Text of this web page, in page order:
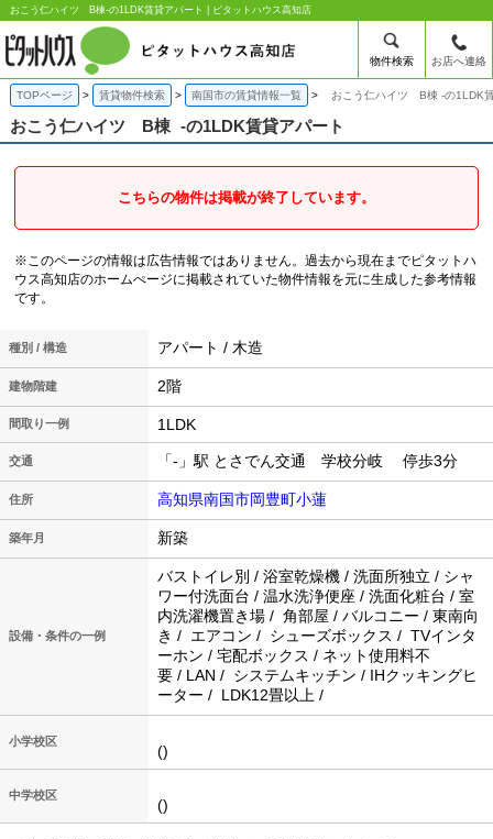
おこう仁ハイツ B棟-の1LDK賃貸アパート | ピタットハウス高知店
物件検索 お店へ連絡
TOPページ 賃貸物件検索 南国市の賃貸情報一覧 おこう仁ハイツ B棟 -の1LDK
おこう仁ハイツ B棟 -の1LDK賃貸アパート
こちらの物件は掲載が終了しています。
※このページの情報は広告情報ではありません。過去から現在までピタットハ
ウス高知店のホームぺージに掲載されていた物件情報を元に生成した参考情報
です。
種別 / 構造 アパート / 木造
建物階建 2階
間取り一例 1LDK
交通 「-」駅 とさでん交通 学校分岐 停歩3分
住所 高知県南国市岡豊町小蓮
築年月 新築
設備・条件の一例
バストイレ別 / 浴室乾燥機 / 洗面所独立 / シャ
ワー付洗面台 / 温水洗浄便座 / 洗面化粧台 / 室
内洗濯機置き場 / 角部屋 / バルコニー / 東南向
き / エアコン / シューズボックス / TVインタ
ーホン / 宅配ボックス / ネット使用料不
要 / LAN / システムキッチン / IHクッキングヒ
ーター / LDK12畳以上 /
小学校区
()
中学校区
()